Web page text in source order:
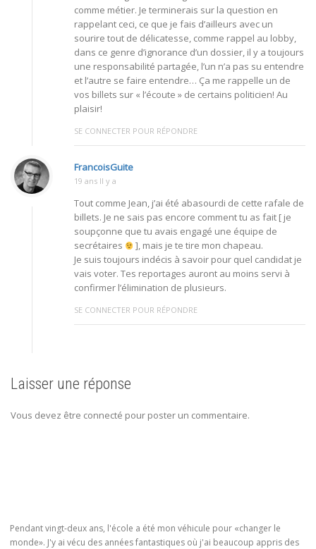
comme métier. Je terminerais sur la question en
rappelant ceci, ce que je fais d’ailleurs avec un
sourire tout de délicatesse, comme rappel au lobby,
dans ce genre d’ignorance d’un dossier, il y a toujours
une responsabilité partagée, l’un n’a pas su entendre
et l’autre se faire entendre… Ça me rappelle un de
vos billets sur « l’écoute » de certains politicien! Au
plaisir!
SE CONNECTER POUR RÉPONDRE
FrancoisGuite
19 ans Il y a
Tout comme Jean, j’ai été abasourdi de cette rafale de
billets. Je ne sais pas encore comment tu as fait [ je
soupçonne que tu avais engagé une équipe de
secrétaires
], mais je te tire mon chapeau.
Je suis toujours indécis à savoir pour quel candidat je
vais voter. Tes reportages auront au moins servi à
confirmer l’élimination de plusieurs.
SE CONNECTER POUR RÉPONDRE
Laisser une réponse
Vous devez être connecté pour poster un commentaire.
Pendant vingt-deux ans, l'école a été mon véhicule pour «changer le
monde». J'y ai vécu des années fantastiques où j'ai beaucoup appris des